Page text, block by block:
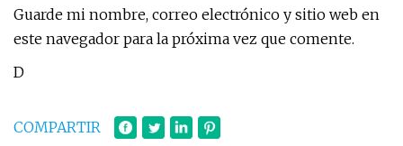
Guarde mi nombre, correo electrónico y sitio web en
este navegador para la próxima vez que comente.
D
COMPARTIR